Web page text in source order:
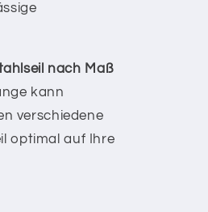
nach Maß
kann
verschiedene
optimal auf Ihre